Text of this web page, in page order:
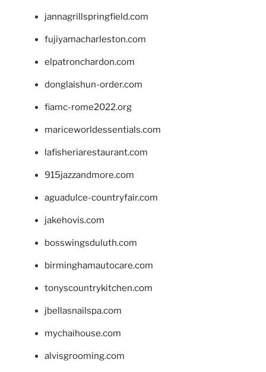
jannagrillspringfield.com
fujiyamacharleston.com
elpatronchardon.com
donglaishun-order.com
fiamc-rome2022.org
mariceworldessentials.com
lafisheriarestaurant.com
915jazzandmore.com
aguadulce-countryfair.com
jakehovis.com
bosswingsduluth.com
birminghamautocare.com
tonyscountrykitchen.com
jbellasnailspa.com
mychaihouse.com
alvisgrooming.com